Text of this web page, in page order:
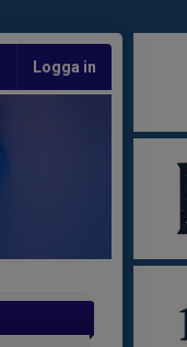
Logga in